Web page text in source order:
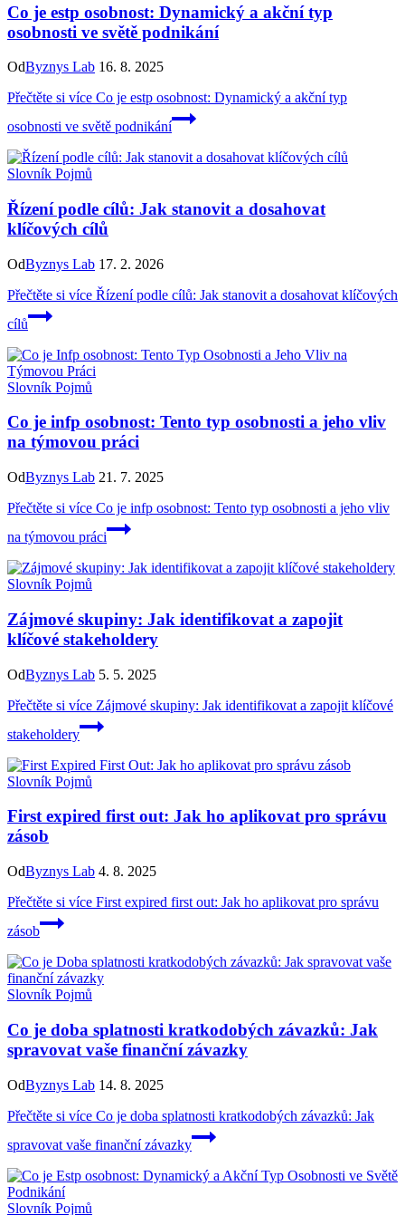
Co je estp osobnost: Dynamický a akční typ
osobnosti ve světě podnikání
OdByznys Lab 16. 8. 2025
Přečtěte si více Co je estp osobnost: Dynamický a akční typ
osobnosti ve světě podnikání
Slovník Pojmů
Řízení podle cílů: Jak stanovit a dosahovat
klíčových cílů
OdByznys Lab 17. 2. 2026
Přečtěte si více Řízení podle cílů: Jak stanovit a dosahovat klíčových
cílů
Slovník Pojmů
Co je infp osobnost: Tento typ osobnosti a jeho vliv
na týmovou práci
OdByznys Lab 21. 7. 2025
Přečtěte si více Co je infp osobnost: Tento typ osobnosti a jeho vliv
na týmovou práci
Slovník Pojmů
Zájmové skupiny: Jak identifikovat a zapojit
klíčové stakeholdery
OdByznys Lab 5. 5. 2025
Přečtěte si více Zájmové skupiny: Jak identifikovat a zapojit klíčové
stakeholdery
Slovník Pojmů
First expired first out: Jak ho aplikovat pro správu
zásob
OdByznys Lab 4. 8. 2025
Přečtěte si více First expired first out: Jak ho aplikovat pro správu
zásob
Slovník Pojmů
Co je doba splatnosti kratkodobých závazků: Jak
spravovat vaše finanční závazky
OdByznys Lab 14. 8. 2025
Přečtěte si více Co je doba splatnosti kratkodobých závazků: Jak
spravovat vaše finanční závazky
Slovník Pojmů